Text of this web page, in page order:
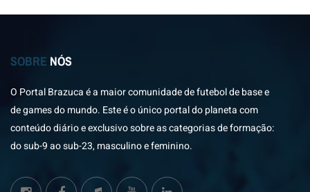
SOBRE NÓS
O Portal Brazuca é a maior comunidade de futebol de base e
de games do mundo. Este é o único portal do planeta com
conteúdo diário e exclusivo sobre as categorias de formação:
do sub-9 ao sub-23, masculino e feminino.